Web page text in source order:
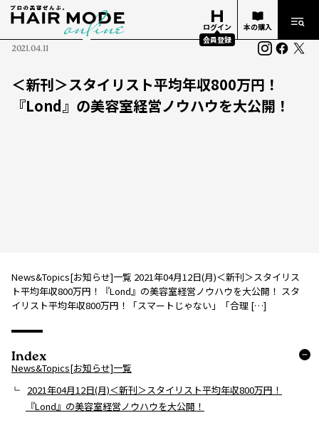
ログイン
会員登録
本の購入
2021.04.11
＜新刊＞スタイリスト平均年収800万円！
『Lond』の美容室経営ノウハウを大公開！
News&Topics[お知らせ]一覧 2021年04月12日(月)＜新刊＞スタイリス
ト平均年収800万円！『Lond』の美容室経営ノウハウを大公開！ スタ
イリスト平均年収800万円！「スマートじゃない」「合理 […]
Index
News&Topics[お知らせ]一覧
2021年04月12日(月)＜新刊＞スタイリスト平均年収800万円！
『Lond』の美容室経営ノウハウを大公開！